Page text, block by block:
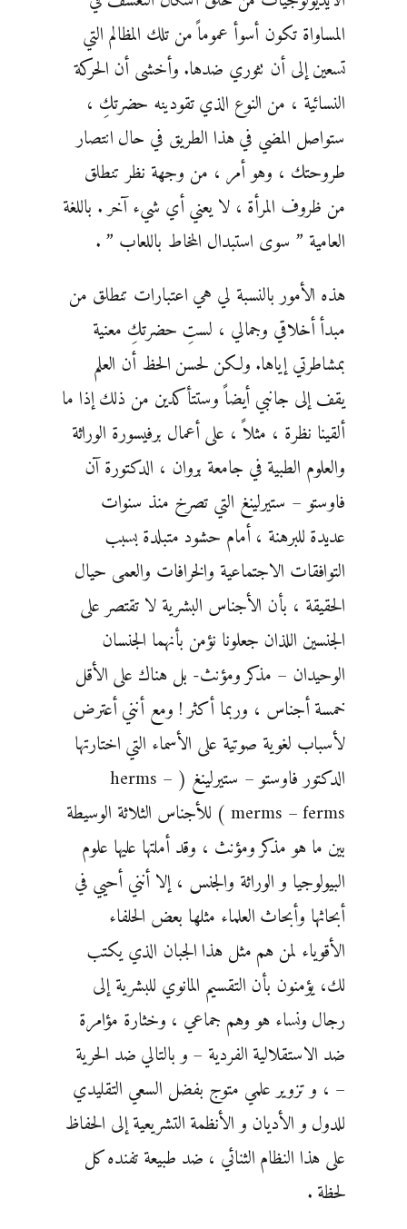
المساواة تكون أسوأ عموماً من تلك المظالم التي
تسعين إلى أن تثوري ضدها. وأخشى أن الحركة
النسائية ، من النوع الذي تقودينه حضرتكِ ،
ستواصل المضي في هذا الطريق في حال انتصار
طروحتك ، وهو أمر ، من وجهة نظر تنطلق
من ظروف المرأة ، لا يعني أي شيء آخر . باللغة
العامية ” سوى استبدال المخاط باللعاب ” .
هذه الأمور بالنسبة لي هي اعتبارات تنطلق من
مبدأ أخلاقي وجمالي ، لستِ حضرتكِ معنية
بمشاطرتي إياها. ولكن لحسن الحظ أن العلم
يقف إلى جانبي أيضاً وستتأكدين من ذلك إذا ما
ألقينا نظرة ، مثلاً ، على أعمال برفيسورة الوراثة
والعلوم الطبية في جامعة بروان ، الدكتورة آن
فاوستو – ستيرلينغ التي تصرخ منذ سنوات
عديدة للبرهنة ، أمام حشود متبلدة بسبب
التوافقات الاجتماعية والخرافات والعمى حيال
الحقيقة ، بأن الأجناس البشرية لا تقتصر على
الجنسين اللذان جعلونا نؤمن بأنهما الجنسان
الوحيدان – مذكر ومؤنث- بل هناك على الأقل
خمسة أجناس ، وربما أكثر ! ومع أنني أعترض
لأسباب لغوية صوتية على الأسماء التي اختارتها
الدكتور فاوستو – ستيرلينغ ( herms –
merms – ferms ) للأجناس الثلاثة الوسيطة
بين ما هو مذكر ومؤنث ، وقد أملتها عليها علوم
البيولوجيا و الوراثة والجنس ، إلا أنني أحيي في
أبحاثها وأبحاث العلماء مثلها بعض الحلفاء
الأقوياء لمن هم مثل هذا الجبان الذي يكتب
لك، يؤمنون بأن التقسيم المانوي للبشرية إلى
رجال ونساء هو وهم جماعي ، وخثارة مؤامرة
ضد الاستقلالية الفردية – و بالتالي ضد الحرية
– ، و تزوير علمي متوج بفضل السعي التقليدي
للدول و الأديان و الأنظمة التشريعية إلى الحفاظ
على هذا النظام الثنائي ، ضد طبيعة تفنده كل
لحظة .